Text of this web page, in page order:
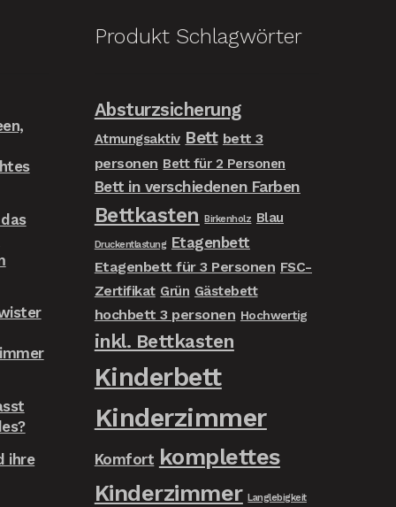
ihre
Produkt Schlagwörter
Absturzsicherung
Atmungsaktiv Bett bett 3
personen Bett für 2 Personen
Bett in verschiedenen Farben
Bettkasten Birkenholz Blau
Druckentlastung Etagenbett
Etagenbett für 3 Personen FSC-
Zertifikat Grün Gästebett
hochbett 3 personen Hochwertig
inkl. Bettkasten
Kinderbett
Kinderzimmer
Komfort komplettes
Kinderzimmer Langlebigkeit